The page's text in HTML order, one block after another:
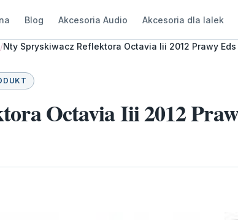
Blog Akcesoria Audio Akcesoria dla lalek
/Nty Spryskiwacz Reflektora Octavia Iii 2012 Prawy Eds
Octavia Iii 2012